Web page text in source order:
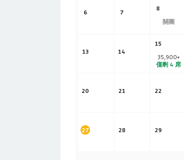
6 7
8
關團
13 14
15
35,900+
僅剩 4 席
20 21 22
27 28 29